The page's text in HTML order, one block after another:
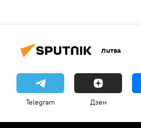
Литва
Telegram Дзен